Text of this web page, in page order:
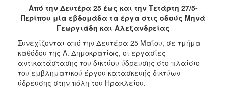
ΑΝΘΕΚΤΙΚΗΑπό την Δευτέρα 25 έως και την Τετάρτη 27/5-
Περίπου μία εβδομάδα τα έργα στις οδούς Μηνά
Γεωργιάδη και Αλεξανδρείας
Συνεχίζονται από την Δευτέρα 25 Μαΐου, σε τμήμα
καθόδου της Λ. Δημοκρατίας, οι εργασίες
αντικατάστασης του δικτύου ύδρευσης στο πλαίσιο
του εμβληματικού έργου κατασκευής δικτύων
ύδρευσης στην πόλη του Ηρακλείου.